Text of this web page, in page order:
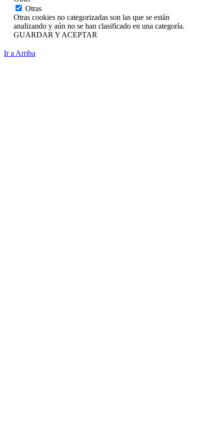
Otras
Otras cookies no categorizadas son las que se están
analizando y aún no se han clasificado en una categoría.
GUARDAR Y ACEPTAR
Ir a Arriba